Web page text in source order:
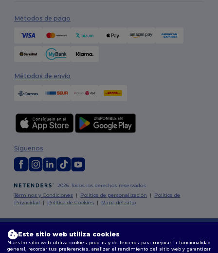
Métodos de pago
Métodos de envío
2026. Todos los derechos reservados
Términos y Condiciones | Política de personalización | Política de
Privacidad | Política de Cookies | Mapa del sitio
Síguenos
Madrid|Barcelona|Valencia|Seville|Zaragoza|Málaga|Murcia|
Palma |Bilbao| Alicante
Este sitio web utiliza cookies
Nuestro sitio web utiliza cookies propias y de terceros para mejorar la funcionalidad
general, recordar tus preferencias, analizar el rendimiento del sitio web y garantizar